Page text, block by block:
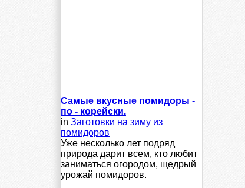
Самые вкусные помидоры -
по - корейски.
in Заготовки на зиму из
помидоров
Уже несколько лет подряд
природа дарит всем, кто любит
заниматься огородом, щедрый
урожай помидоров.